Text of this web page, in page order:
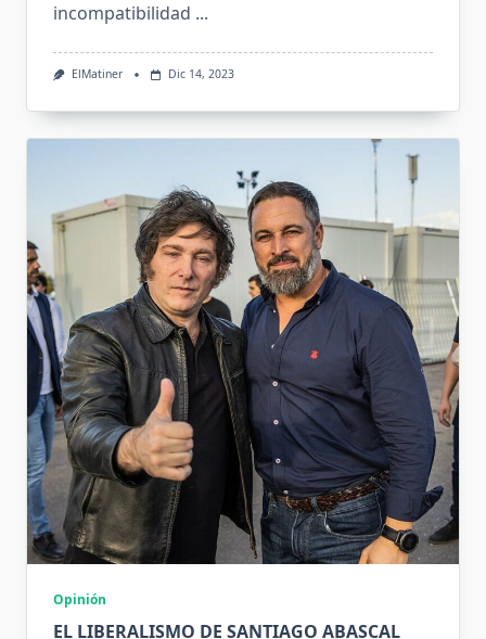
incompatibilidad ...
ElMatiner Dic 14, 2023
Opinión
EL LIBERALISMO DE SANTIAGO ABASCAL